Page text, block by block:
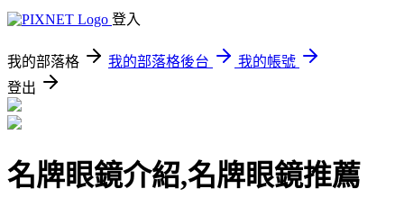
登入
我的部落格 我的部落格後台
我的帳號
登出
名牌眼鏡介紹,名牌眼鏡推薦